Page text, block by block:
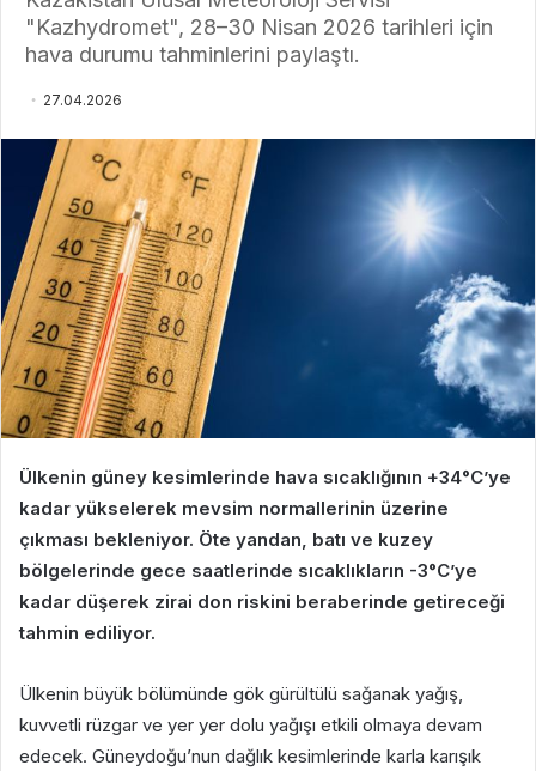
"Kazhydromet", 28–30 Nisan 2026 tarihleri için
hava durumu tahminlerini paylaştı.
27.04.2026
Ülkenin güney kesimlerinde hava sıcaklığının +34°C’ye
kadar yükselerek mevsim normallerinin üzerine
çıkması bekleniyor. Öte yandan, batı ve kuzey
bölgelerinde gece saatlerinde sıcaklıkların -3°C’ye
kadar düşerek zirai don riskini beraberinde getireceği
tahmin ediliyor.
Ülkenin büyük bölümünde gök gürültülü sağanak yağış,
kuvvetli rüzgar ve yer yer dolu yağışı etkili olmaya devam
edecek. Güneydoğu’nun dağlık kesimlerinde karla karışık